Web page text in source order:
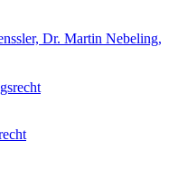
Dr. Martin Nebeling,